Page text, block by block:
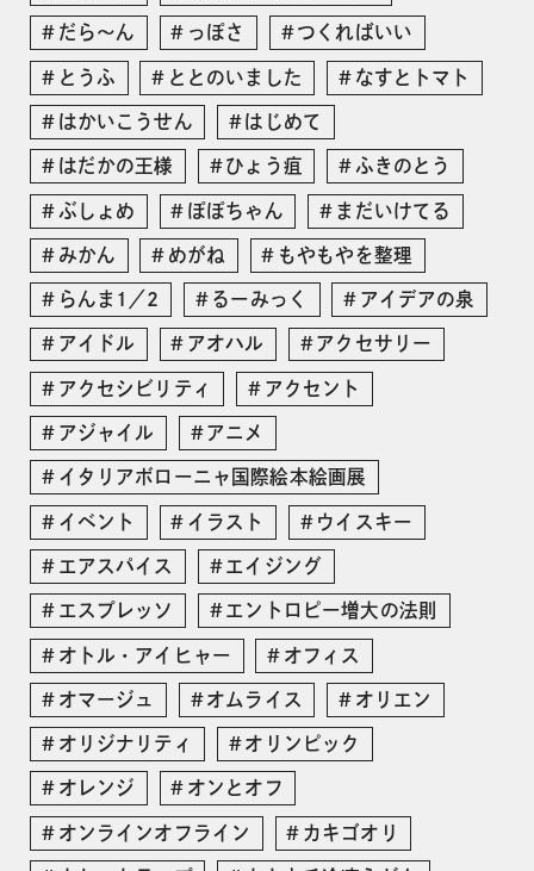
だら〜ん っぽさ つくればいい
とうふ ととのいました なすとトマト
はかいこうせん はじめて
はだかの王様 ひょう疽 ふきのとう
ぶしょめ ぽぽちゃん まだいけてる
みかん めがね もやもやを整理
らんま1／2 るーみっく アイデアの泉
アイドル アオハル アクセサリー
アクセシビリティ アクセント
アジャイル アニメ
イタリアボローニャ国際絵本絵画展
イベント イラスト ウイスキー
エアスパイス エイジング
エスプレッソ エントロピー増大の法則
オトル・アイヒャー オフィス
オマージュ オムライス オリエン
オリジナリティ オリンピック
オレンジ オンとオフ
オンラインオフライン カキゴオリ